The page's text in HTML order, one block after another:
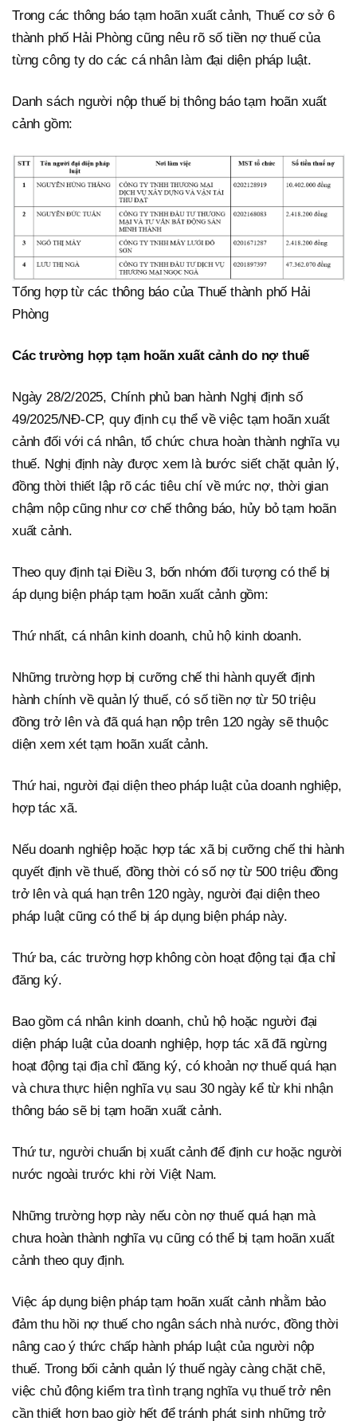
Trong các thông báo tạm hoãn xuất cảnh, Thuế cơ sở 6
thành phố Hải Phòng cũng nêu rõ số tiền nợ thuế của
từng công ty do các cá nhân làm đại diện pháp luật.
Danh sách người nộp thuế bị thông báo tạm hoãn xuất
cảnh gồm:
Tổng hợp từ các thông báo của Thuế thành phố Hải
Phòng
Các trường hợp tạm hoãn xuất cảnh do nợ thuế
Ngày 28/2/2025, Chính phủ ban hành Nghị định số
49/2025/NĐ-CP, quy định cụ thể về việc tạm hoãn xuất
cảnh đối với cá nhân, tổ chức chưa hoàn thành nghĩa vụ
thuế. Nghị định này được xem là bước siết chặt quản lý,
đồng thời thiết lập rõ các tiêu chí về mức nợ, thời gian
chậm nộp cũng như cơ chế thông báo, hủy bỏ tạm hoãn
xuất cảnh.
Theo quy định tại Điều 3, bốn nhóm đối tượng có thể bị
áp dụng biện pháp tạm hoãn xuất cảnh gồm:
Thứ nhất, cá nhân kinh doanh, chủ hộ kinh doanh.
Những trường hợp bị cưỡng chế thi hành quyết định
hành chính về quản lý thuế, có số tiền nợ từ 50 triệu
đồng trở lên và đã quá hạn nộp trên 120 ngày sẽ thuộc
diện xem xét tạm hoãn xuất cảnh.
Thứ hai, người đại diện theo pháp luật của doanh nghiệp,
hợp tác xã.
Nếu doanh nghiệp hoặc hợp tác xã bị cưỡng chế thi hành
quyết định về thuế, đồng thời có số nợ từ 500 triệu đồng
trở lên và quá hạn trên 120 ngày, người đại diện theo
pháp luật cũng có thể bị áp dụng biện pháp này.
Thứ ba, các trường hợp không còn hoạt động tại địa chỉ
đăng ký.
Bao gồm cá nhân kinh doanh, chủ hộ hoặc người đại
diện pháp luật của doanh nghiệp, hợp tác xã đã ngừng
hoạt động tại địa chỉ đăng ký, có khoản nợ thuế quá hạn
và chưa thực hiện nghĩa vụ sau 30 ngày kể từ khi nhận
thông báo sẽ bị tạm hoãn xuất cảnh.
Thứ tư, người chuẩn bị xuất cảnh để định cư hoặc người
nước ngoài trước khi rời Việt Nam.
Những trường hợp này nếu còn nợ thuế quá hạn mà
chưa hoàn thành nghĩa vụ cũng có thể bị tạm hoãn xuất
cảnh theo quy định.
Việc áp dụng biện pháp tạm hoãn xuất cảnh nhằm bảo
đảm thu hồi nợ thuế cho ngân sách nhà nước, đồng thời
nâng cao ý thức chấp hành pháp luật của người nộp
thuế. Trong bối cảnh quản lý thuế ngày càng chặt chẽ,
việc chủ động kiểm tra tình trạng nghĩa vụ thuế trở nên
cần thiết hơn bao giờ hết để tránh phát sinh những trở